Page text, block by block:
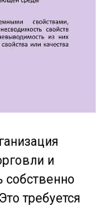
и
собственно
требуется